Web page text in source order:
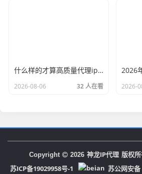
什么样的才算高质量代理ip？资深玩家总结了三个硬指标
2026-08-06 32 人在看 2026-
Copyright 2026 神龙IP代理 版权
苏ICP备19029958号-1 苏公网安备